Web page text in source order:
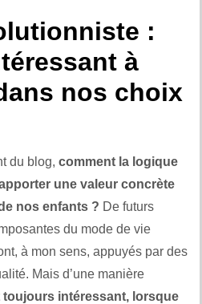
:
à
nos choix
du blog, comment la logique
une valeur concrète
nos enfants ? De futurs
du mode de vie
à mon sens, appuyés par des
Mais d’une manière
toujours intéressant, lorsque